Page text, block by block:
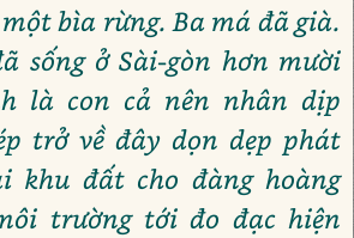
bìa rừng. Ba má đã già.
sống ở Sài-gòn hơn mười
là con cả nên nhân dịp
trở về đây dọn dẹp phát
khu đất cho đàng hoàng
trường tới đo đạc hiện